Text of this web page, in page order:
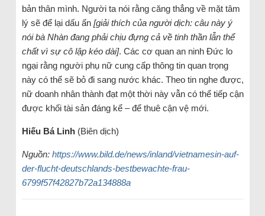
bản thân mình. Người ta nói rằng căng thẳng về mặt tâm
lý sẽ để lại dấu ấn [giải thích của người dịch: câu này ý
nói bà Nhàn đang phải chịu đựng cả về tinh thần lẫn thể
chất vì sự cô lập kéo dài]. Các cơ quan an ninh Đức lo
ngại rằng người phụ nữ cung cấp thông tin quan trọng
này có thể sẽ bỏ đi sang nước khác. Theo tin nghe được,
nữ doanh nhân thành đạt một thời này vẫn có thể tiếp cận
được khối tài sản đáng kể – để thuê cận vệ mới.
Hiếu Bá Linh(Biên dịch)
Nguồn: https://www.bild.de/news/inland/vietnamesin-auf-
der-flucht-deutschlands-bestbewachte-frau-
6799f57f42827b72a134888a